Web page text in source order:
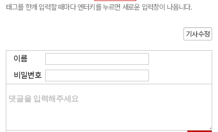
태그를 한개 입력할 때마다 엔터키를 누르면 새로운 입력창이 나옵니다.
기사수정
이름
비밀번호